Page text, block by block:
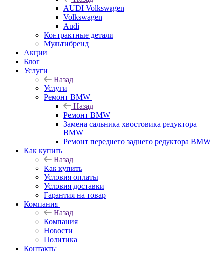
AUDI Volkswagen
Volkswagen
Audi
Контрактные детали
Мультибренд
Акции
Блог
Услуги
Назад
Услуги
Ремонт BMW
Назад
Ремонт BMW
Замена сальника хвостовика редуктора
BMW
Ремонт переднего заднего редуктора BMW
Как купить
Назад
Как купить
Условия оплаты
Условия доставки
Гарантия на товар
Компания
Назад
Компания
Новости
Политика
Контакты